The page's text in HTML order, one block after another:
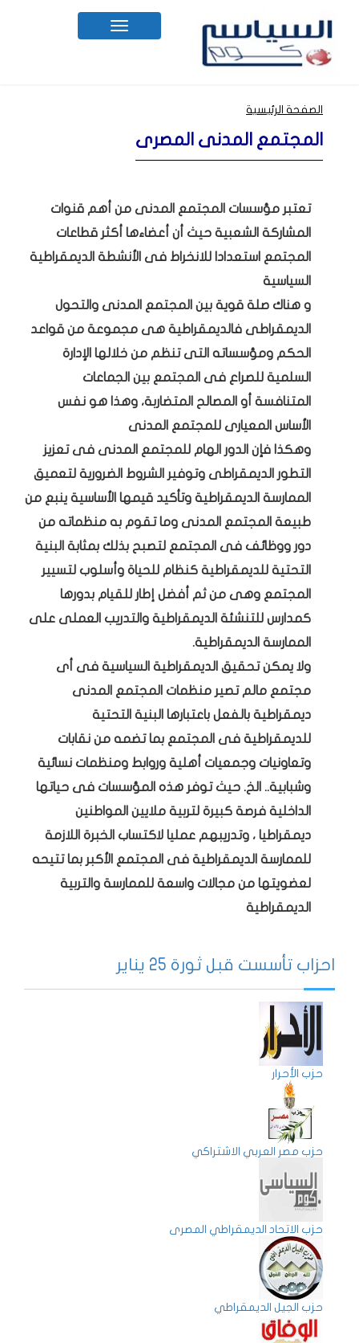
Toggle
navigation
الصفحة الرئيسية
المجتمع المدنى المصرى
تعتبر مؤسسات المجتمع المدنى من أهم قنوات
المشاركة الشعبية حيث أن أعضاءها أكثر قطاعات
المجتمع استعدادا للانخراط فى الأنشطة الديمقراطية
السياسية
و هناك صلة قوية بين المجتمع المدنى والتحول
الديمقراطى فالديمقراطية هى مجموعة من قواعد
الحكم ومؤسساته التى تنظم من خلالها الإدارة
السلمية للصراع فى المجتمع بين الجماعات
المتنافسة أو المصالح المتضاربة، وهذا هو نفس
الأساس المعيارى للمجتمع المدنى
وهكذا فإن الدور الهام للمجتمع المدنى فى تعزيز
التطور الديمقراطى وتوفير الشروط الضرورية لتعميق
الممارسة الديمقراطية وتأكيد قيمها الأساسية ينبع من
طبيعة المجتمع المدنى وما تقوم به منظماته من
دور ووظائف فى المجتمع لتصبح بذلك بمثابة البنية
التحتية للديمقراطية كنظام للحياة وأسلوب لتسيير
المجتمع وهى من ثم أفضل إطار للقيام بدورها
كمدارس للتنشئة الديمقراطية والتدريب العملى على
الممارسة الديمقراطية.
ولا يمكن تحقيق الديمقراطية السياسية فى أى
مجتمع مالم تصير منظمات المجتمع المدنى
ديمقراطية بالفعل باعتبارها البنية التحتية
للديمقراطية فى المجتمع بما تضمه من نقابات
وتعاونيات وجمعيات أهلية وروابط ومنظمات نسائية
وشبابية.. الخ. حيث توفر هذه المؤسسات فى حياتها
الداخلية فرصة كبيرة لتربية ملايين المواطنين
ديمقراطيا ، وتدريبهم عمليا لاكتساب الخبرة اللازمة
للممارسة الديمقراطية فى المجتمع الأكبر بما تتيحه
لعضويتها من مجالات واسعة للممارسة والتربية
الديمقراطية
احزاب تأسست قبل ثورة 25 يناير
حزب الأحرار
حزب مصر العربي الاشتراكي
حزب الاتحاد الديمقراطي المصرى
حزب الجيل الديمقراطي